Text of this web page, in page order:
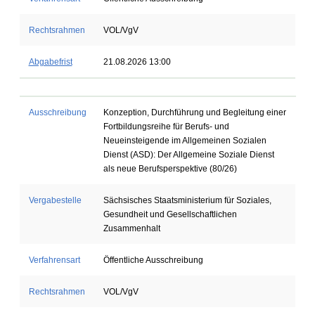
Rechtsrahmen VOL/VgV
Abgabefrist 21.08.2026 13:00
Ausschreibung
Konzeption, Durchführung und Begleitung einer
Fortbildungsreihe für Berufs- und
Neueinsteigende im Allgemeinen Sozialen
Dienst (ASD): Der Allgemeine Soziale Dienst
als neue Berufsperspektive (80/26)
Vergabestelle
Sächsisches Staatsministerium für Soziales,
Gesundheit und Gesellschaftlichen
Zusammenhalt
Verfahrensart Öffentliche Ausschreibung
Rechtsrahmen VOL/VgV